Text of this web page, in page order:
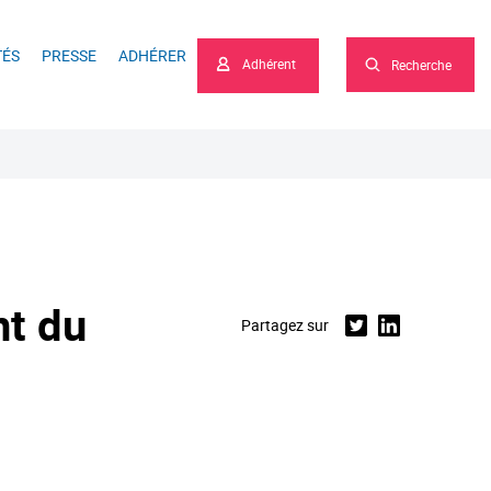
PRESSE ADHÉRER Adhérent Recherche
du
Partagez sur TwitterLinkedin